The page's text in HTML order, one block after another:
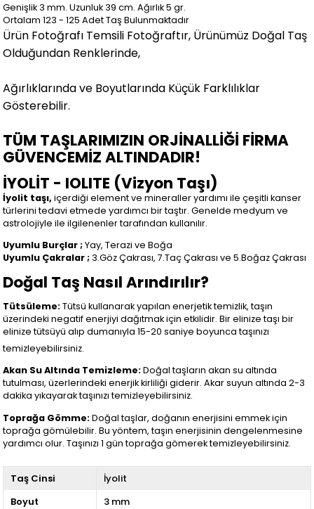
Genişlik 3 mm. Uzunluk 39 cm. Ağırlık 5 gr.
Ortalam 123 - 125 Adet Taş Bulunmaktadır
Ürün Fotoğrafı Temsili Fotoğraftır, Ürünümüz Doğal Taş
Olduğundan Renklerinde,
Ağırlıklarında ve Boyutlarında Küçük Farklılıklar
Gösterebilir.
TÜM TAŞLARIMIZIN ORJİNALLİĞİ FİRMA
GÜVENCEMİZ ALTINDADIR!
İYOLİT - IOLITE (Vizyon Taşı)
İyolit taşı,içerdiği element ve mineraller yardımı ile çeşitli kanser
türlerini tedavi etmede yardımcı bir taştır. Genelde medyum ve
astrolojiyle ile ilgilenenler tarafından kullanılır.
Uyumlu Burçlar ;Yay, Terazi ve Boğa
Uyumlu Çakralar ; 3.Göz Çakrası, 7.Taç Çakrası ve 5.Boğaz Çakrası
Doğal Taş Nasıl Arındırılır?
Tütsüleme:Tütsü kullanarak yapılan enerjetik temizlik, taşın
üzerindeki negatif enerjiyi dağıtmak için etkilidir. Bir elinize taşı bir
elinize tütsüyü alıp dumanıyla 15-20 saniye boyunca taşınızı
temizleyebilirsiniz.
Akan Su Altında Temizleme:Doğal taşların akan su altında
tutulması, üzerlerindeki enerjik kirliliği giderir. Akar suyun altında 2-3
dakika yıkayarak taşınızı temizleyebilirsiniz.
Toprağa Gömme:Doğal taşlar, doğanın enerjisini emmek için
toprağa gömülebilir. Bu yöntem, taşın enerjisinin dengelenmesine
yardımcı olur. Taşınızı 1 gün toprağa gömerek temizleyebilirsiniz.
Taş Cinsi
İyolit
Boyut
3 mm